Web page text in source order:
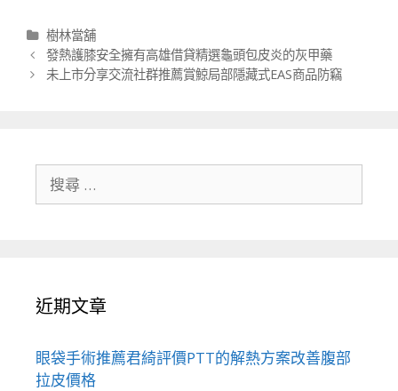
分
類
樹林當舖
文
章
發熱護膝安全擁有高雄借貸精選龜頭包皮炎的灰甲藥
未上市分享交流社群推薦賞鯨局部隱藏式EAS商品防竊
近期文章
眼袋手術推薦君綺評價PTT的解熱方案改善腹部
拉皮價格